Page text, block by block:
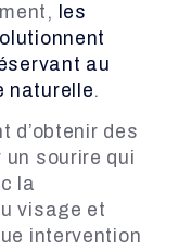
les
au
naturelle.
d’obtenir des
sourire qui
la
visage et
intervention